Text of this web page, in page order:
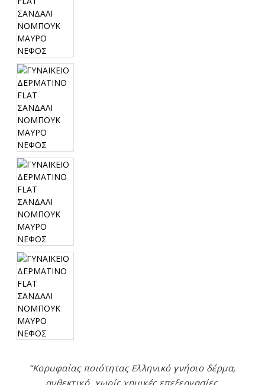
“Κορυφαίας ποιότητας Ελληνικό γνήσιο δέρμα,
ανθεκτικό, χωρίς χημικές επεξεργασίες.